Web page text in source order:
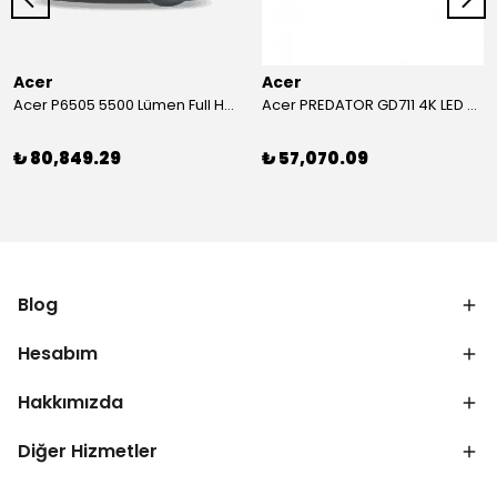
Acer
Acer P6505 5500 Lümen Full HD Toplantı Odası Projeksiyonu
₺ 80,849.29
Acer
Acer PREDATOR GD711 4K LED Projeksiyon
₺ 57,070.09
Blog
Hesabım
Hakkımızda
Diğer Hizmetler